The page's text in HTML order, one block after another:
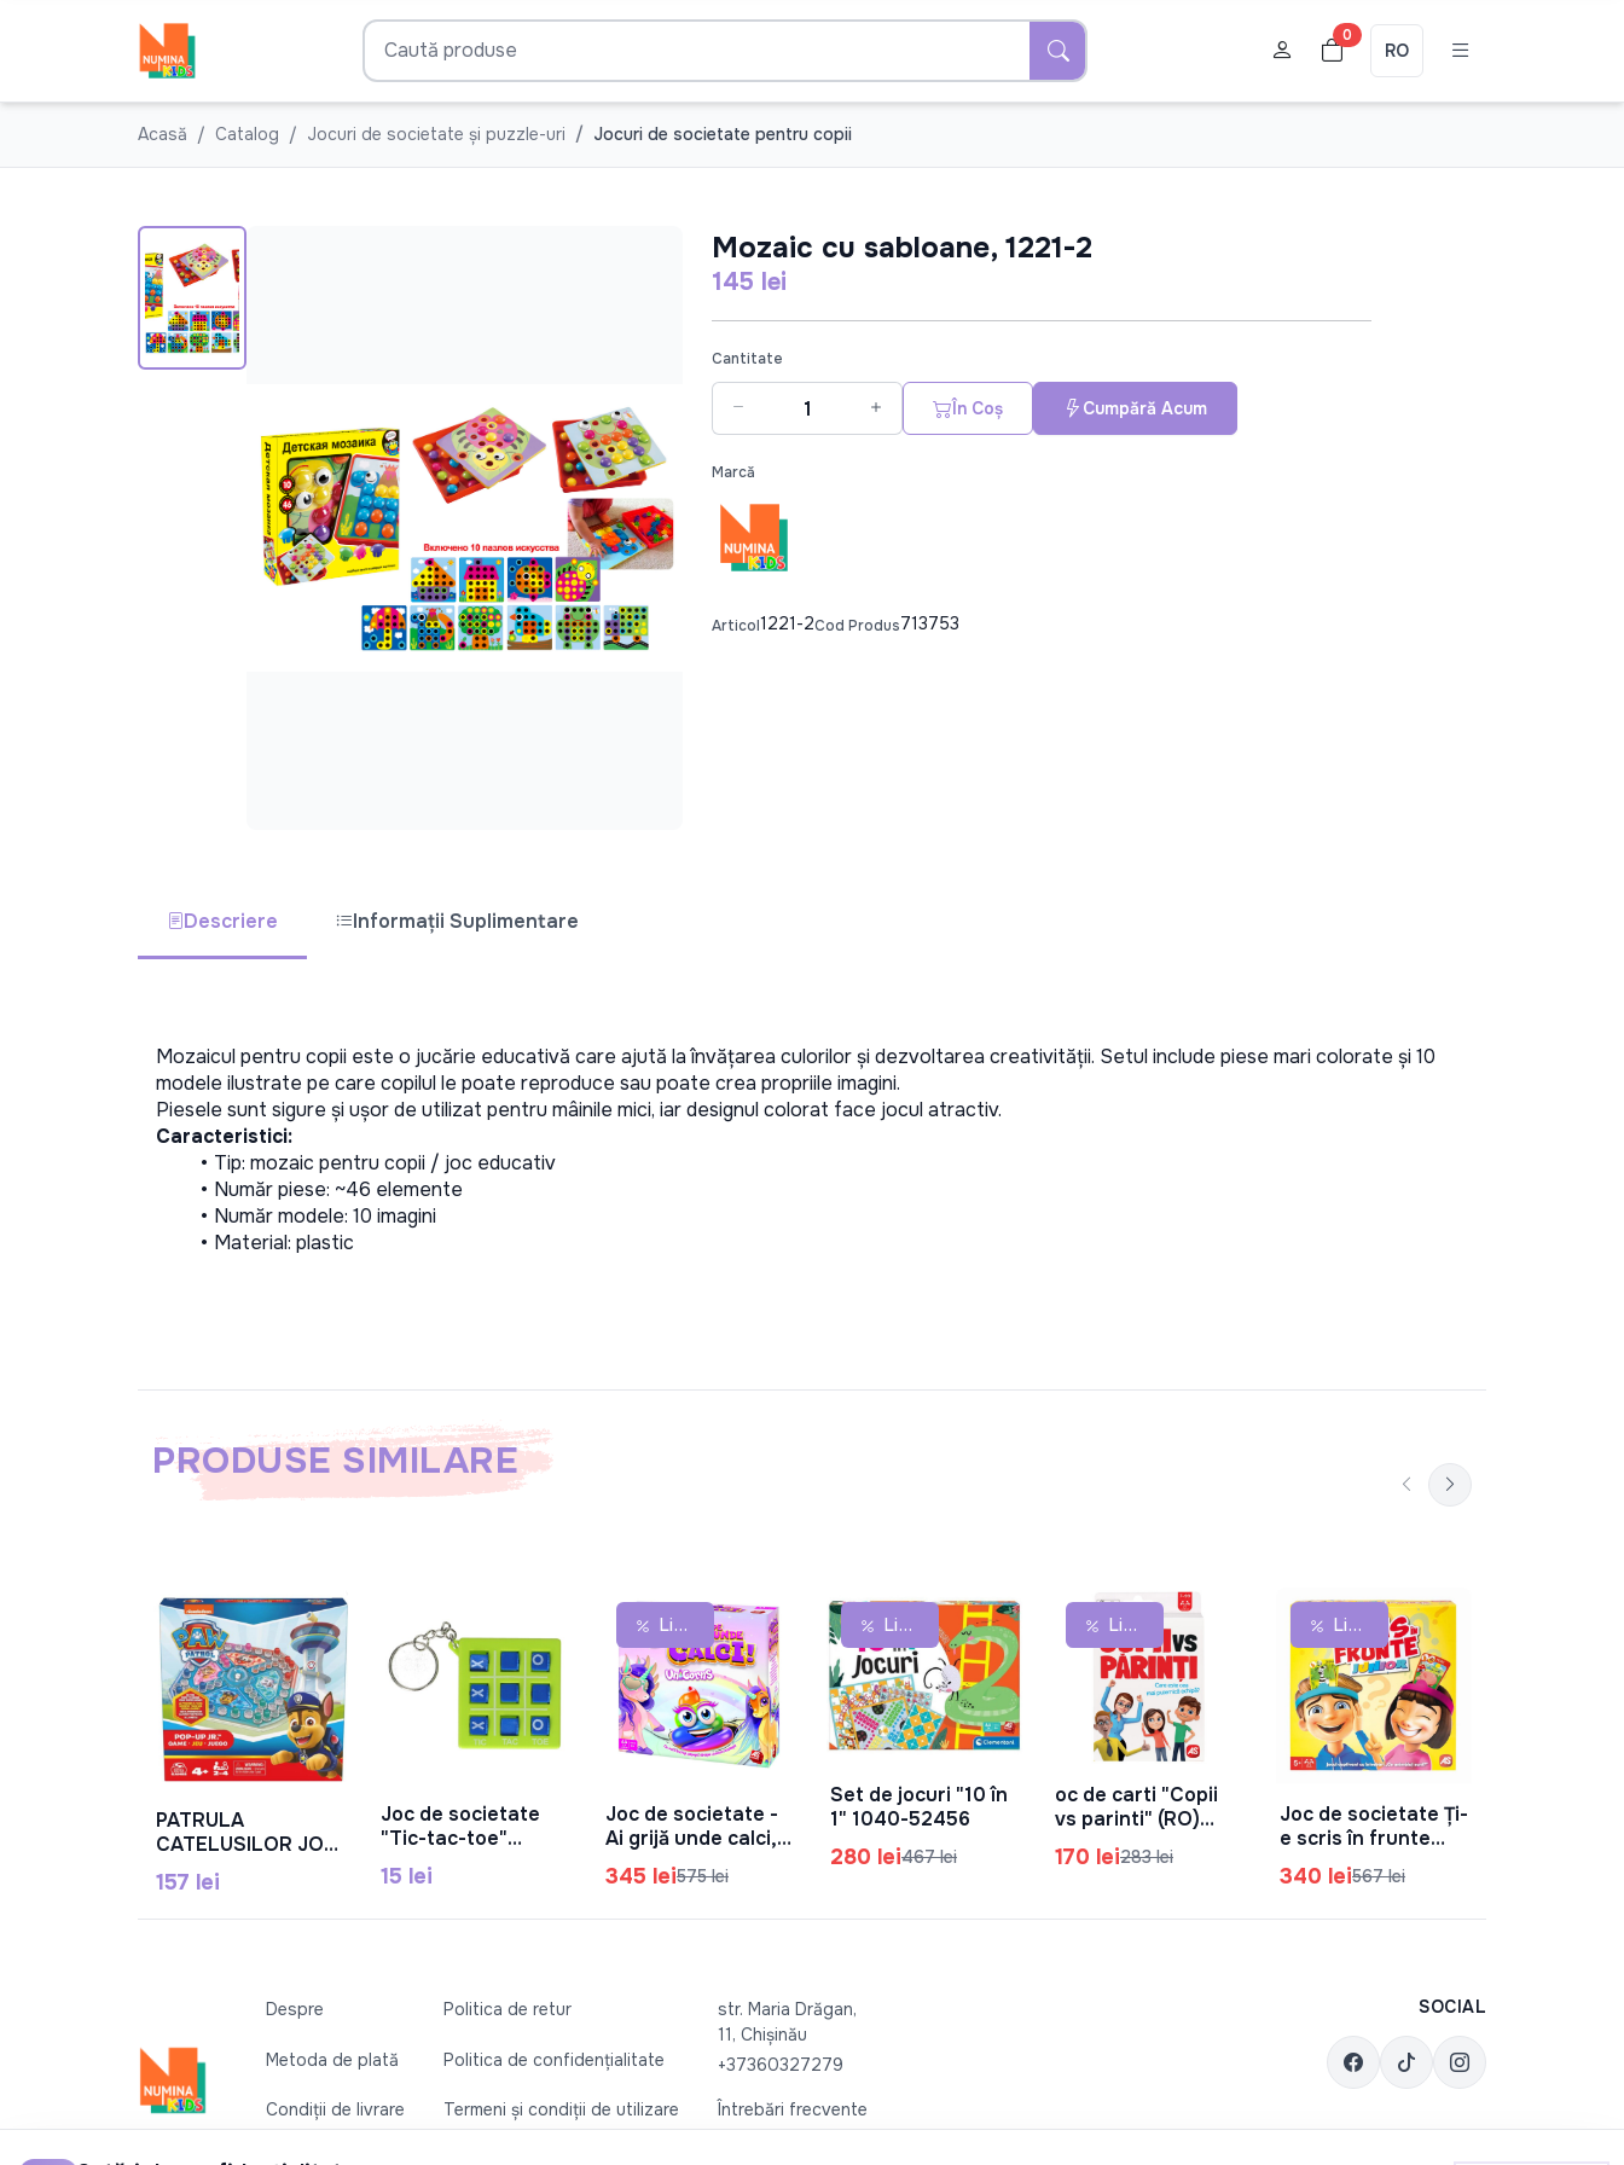
0
RO
Acasă Catalog Jocuri de societate și puzzle-uri Jocuri de societate pentru copii
Mozaic cu sabloane, 1221-2
145 lei
Cantitate
În Coș Cumpără Acum
Marcă
Articol1221-2Cod Produs713753
Descriere Informații Suplimentare
Mozaicul pentru copii este o jucărie educativă care ajută la învățarea culorilor și dezvoltarea creativității. Setul include piese mari colorate și 10
modele ilustrate pe care copilul le poate reproduce sau poate crea propriile imagini.
Piesele sunt sigure și ușor de utilizat pentru mâinile mici, iar designul colorat face jocul atractiv.
Caracteristici:
Tip: mozaic pentru copii / joc educativ
Număr piese: ~46 elemente
Număr modele: 10 imagini
Material: plastic
PRODUSE SIMILARE
În Coș
PATRULA
CATELUSILOR JOC
POP-UP JUNIOR,
6066831
157 lei
În Coș
Joc de societate
"Tic-tac-toe"
3629-10
15 lei
Lichidare De Stoc
În Coș
Joc de societate -
Ai grijă unde calci,
unicorn (RO) 1040-
30127
345 lei575 lei
Lichidare De Stoc
În Coș
Set de jocuri "10 în
1" 1040-52456
280 lei467 lei
Lichidare De Stoc
În Coș
oc de carti "Copii
vs parinti" (RO)
1040-24402
170 lei283 lei
Lichidare De Stoc
În Coș
Joc de societate Ți-
e scris în frunte
Junior (RO) 1040-
25044
340 lei567 lei
Despre Politica de retur
Metoda de plată Politica de confidențialitate
Condiții de livrare Termeni și condiții de utilizare
Întrebări frecvente
str. Maria Drăgan,
11, Chișinău
+37360327279
SOCIAL